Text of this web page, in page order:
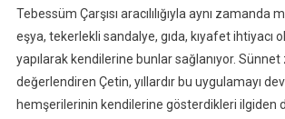
Tebessüm Çarşısı aracılılığıyla aynı zamanda
eşya, tekerlekli sandalye, gıda, kıyafet ihtiyacı
yapılarak kendilerine bunlar sağlanıyor.
değerlendiren Çetin, yıllardır bu uygulamayı
hemşerilerinin kendilerine gösterdikleri ilgiden